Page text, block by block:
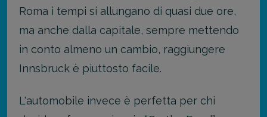
Roma i tempi si allungano di quasi due ore,
ma anche dalla capitale, sempre mettendo
in conto almeno un cambio, raggiungere
Innsbruck è piuttosto facile.
L'automobile invece è perfetta per chi